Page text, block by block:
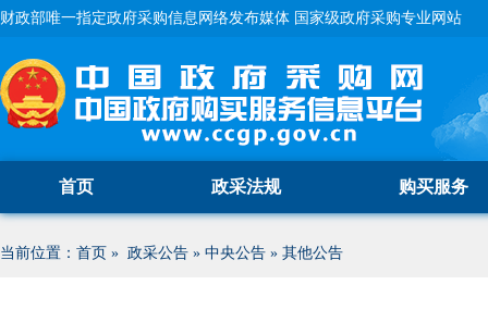
财政部唯一指定政府采购信息网络发布媒体 国家级政府采购专业网站
首页 政采法规 购买服务
当前位置： 首页 » 政采公告 » 中央公告 » 其他公告